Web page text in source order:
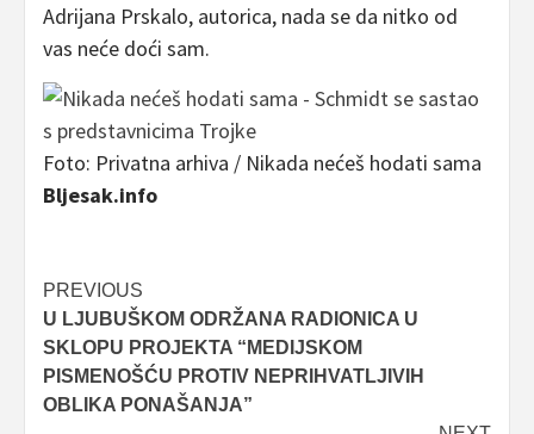
Adrijana Prskalo, autorica, nada se da nitko od
vas neće doći sam.
Foto: Privatna arhiva / Nikada nećeš hodati sama
Bljesak.info
Post
navigation
PREVIOUS
U LJUBUŠKOM ODRŽANA RADIONICA U
SKLOPU PROJEKTA “MEDIJSKOM
PISMENOŠĆU PROTIV NEPRIHVATLJIVIH
OBLIKA PONAŠANJA”